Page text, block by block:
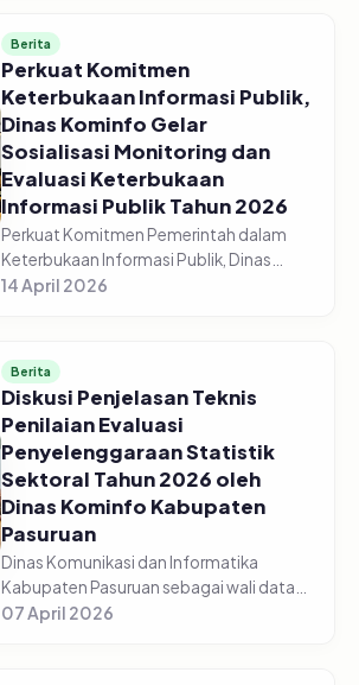
27/04/2026. Pemusn...
Berita
Perkuat Komitmen
Keterbukaan Informasi Publik,
Dinas Kominfo Gelar
Sosialisasi Monitoring dan
Evaluasi Keterbukaan
Informasi Publik Tahun 2026
Perkuat Komitmen Pemerintah dalam
Keterbukaan Informasi Publik, Dinas
Komunikasi dan Informatika Kabupaten
14 April 2026
Berita
Diskusi Penjelasan Teknis
Penilaian Evaluasi
Penyelenggaraan Statistik
Sektoral Tahun 2026 oleh
Dinas Kominfo Kabupaten
Pasuruan
Dinas Komunikasi dan Informatika
Kabupaten Pasuruan sebagai wali data
mengadakan Diskusi Bersama Tentang
07 April 2026